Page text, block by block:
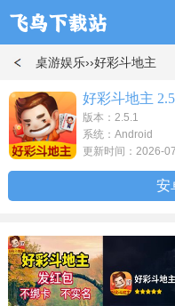
桌游娱乐››好彩斗地主
好彩斗地主
版本：2.5.1
系统：Android
更新时间：2026-
安